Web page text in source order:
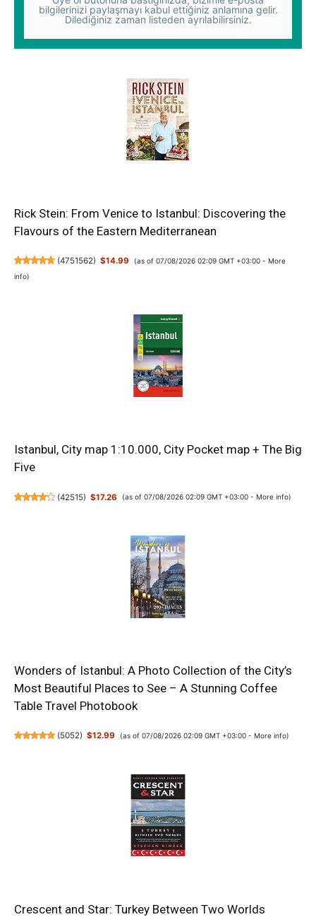
bilgilerinizi paylaşmayı kabul ettiğiniz anlamına gelir.
Dilediğiniz zaman listeden ayrılabilirsiniz.
Rick Stein: From Venice to Istanbul: Discovering the
Flavours of the Eastern Mediterranean
(4751562) $14.99 (as of 07/08/2026 02:09 GMT +03:00 - More
info)
Istanbul, City map 1:10.000, City Pocket map + The Big
Five
(42515) $17.26 (as of 07/08/2026 02:09 GMT +03:00 - More info)
Wonders of Istanbul: A Photo Collection of the City’s
Most Beautiful Places to See – A Stunning Coffee
Table Travel Photobook
(5052) $12.99 (as of 07/08/2026 02:09 GMT +03:00 - More info)
Crescent and Star: Turkey Between Two Worlds